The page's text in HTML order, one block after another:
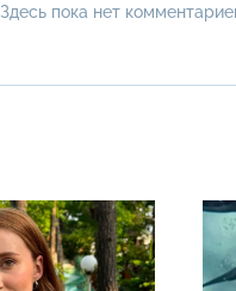
Здесь пока нет